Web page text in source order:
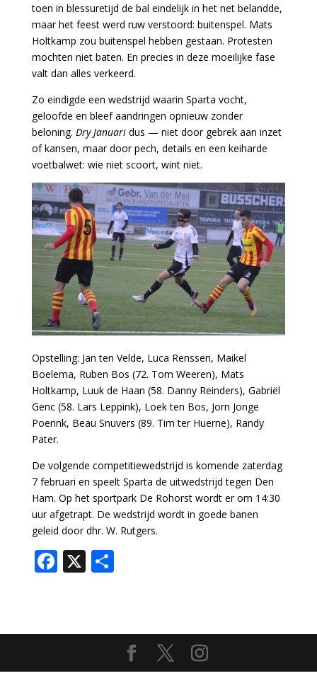
toen in blessuretijd de bal eindelijk in het net belandde,
maar het feest werd ruw verstoord: buitenspel. Mats
Holtkamp zou buitenspel hebben gestaan. Protesten
mochten niet baten. En precies in deze moeilijke fase
valt dan alles verkeerd.
Zo eindigde een wedstrijd waarin Sparta vocht,
geloofde en bleef aandringen opnieuw zonder
beloning. Dry Januaridus — niet door gebrek aan inzet
of kansen, maar door pech, details en een keiharde
voetbalwet: wie niet scoort, wint niet.
Opstelling: Jan ten Velde, Luca Renssen, Maikel
Boelema, Ruben Bos (72. Tom Weeren), Mats
Holtkamp, Luuk de Haan (58. Danny Reinders), Gabriël
Genc (58. Lars Leppink), Loek ten Bos, Jorn Jonge
Poerink, Beau Snuvers (89. Tim ter Huerne), Randy
Pater.
De volgende competitiewedstrijd is komende zaterdag
7 februari en speelt Sparta de uitwedstrijd tegen Den
Ham. Op het sportpark De Rohorst wordt er om 14:30
uur afgetrapt. De wedstrijd wordt in goede banen
geleid door dhr. W. Rutgers.
F
ac
b
o
X D
n